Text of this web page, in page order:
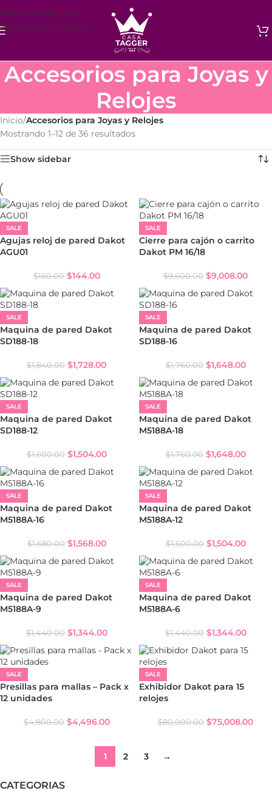
Skip to navigation
Skip to main content
Accesorios para Joyas y
Relojes
CATEGORIAS
Inicio/Accesorios para Joyas y Relojes
Mostrando 1–12 de 36 resultados
Show sidebar
SALE
Agujas reloj de pared Dakot
AGU01
$160.00 $144.00
SALE
Cierre para cajón o carrito
Dakot PM 16/18
$9,600.00 $9,008.00
SALE
Maquina de pared Dakot
SD188-18
$1,840.00 $1,728.00
SALE
Maquina de pared Dakot
SD188-16
$1,760.00 $1,648.00
SALE
Maquina de pared Dakot
SD188-12
$1,600.00 $1,504.00
SALE
Maquina de pared Dakot
M5188A-18
$1,760.00 $1,648.00
SALE
Maquina de pared Dakot
M5188A-16
$1,680.00 $1,568.00
SALE
Maquina de pared Dakot
M5188A-12
$1,600.00 $1,504.00
SALE
Maquina de pared Dakot
M5188A-9
$1,440.00 $1,344.00
SALE
Maquina de pared Dakot
M5188A-6
$1,440.00 $1,344.00
SALE
Presillas para mallas – Pack x
12 unidades
$4,800.00 $4,496.00
SALE
Exhibidor Dakot para 15
relojes
$80,000.00 $75,008.00
1 2 3 →